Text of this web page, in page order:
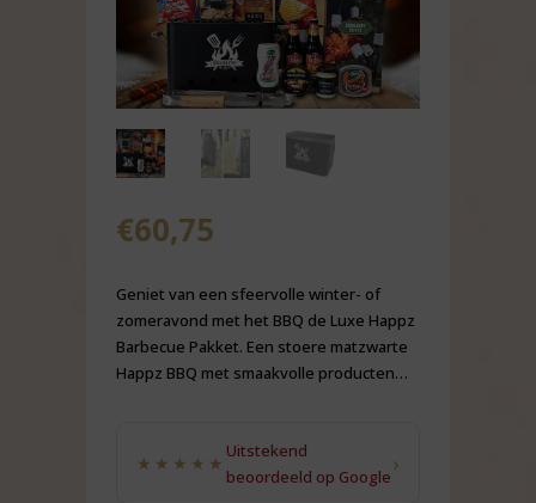
€60,75
Geniet van een sfeervolle winter- of
zomeravond met het BBQ de Luxe Happz
Barbecue Pakket. Een stoere matzwarte
Happz BBQ met smaakvolle producten…
★★★★★
Uitstekend
beoordeeld op Google ›